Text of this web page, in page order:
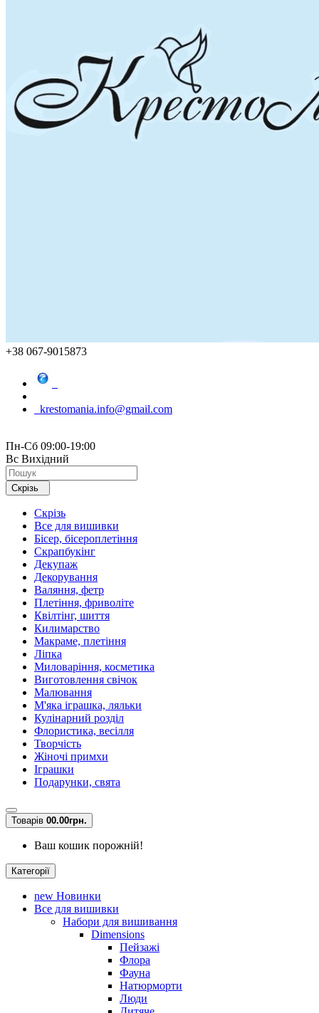
+38 067-9015873
krestomania.info@gmail.com
Пн-Сб 09:00-19:00
Вс Вихідний
Скрізь
Скрізь
Все для вишивки
Бісер, бісероплетіння
Скрапбукінг
Декупаж
Декорування
Валяння, фетр
Плетіння, фриволіте
Квілтінг, шиття
Килимарство
Макраме, плетіння
Ліпка
Миловаріння, косметика
Виготовлення свічок
Малювання
М'яка іграшка, ляльки
Кулінарний розділ
Флористика, весілля
Творчість
Жіночі примхи
Іграшки
Подарунки, свята
Товарів 00.00грн.
Ваш кошик порожній!
Категорії
new Новинки
Все для вишивки
Набори для вишивання
Dimensions
Пейзажі
Флора
Фауна
Натюрморти
Люди